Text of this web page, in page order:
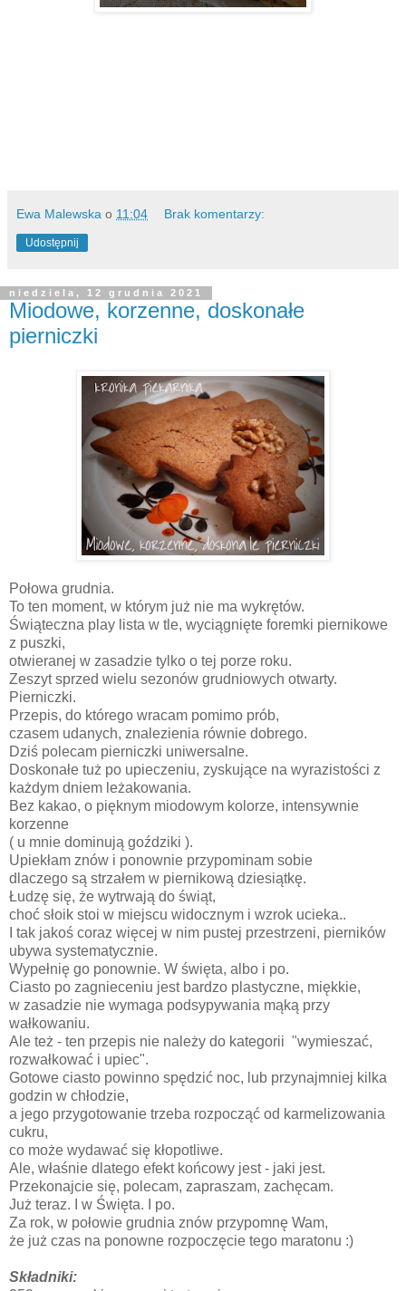
Ewa Malewska o 11:04 Brak komentarzy:
Udostępnij
niedziela, 12 grudnia 2021
Miodowe, korzenne, doskonałe
pierniczki
Połowa grudnia.
To ten moment, w którym już nie ma wykrętów.
Świąteczna play lista w tle, wyciągnięte foremki piernikowe
z puszki,
otwieranej w zasadzie tylko o tej porze roku.
Zeszyt sprzed wielu sezonów grudniowych otwarty.
Pierniczki.
Przepis, do którego wracam pomimo prób,
czasem udanych, znalezienia równie dobrego.
Dziś polecam pierniczki uniwersalne.
Doskonałe tuż po upieczeniu, zyskujące na wyrazistości z
każdym dniem leżakowania.
Bez kakao, o pięknym miodowym kolorze, intensywnie
korzenne
( u mnie dominują goździki ).
Upiekłam znów i ponownie przypominam sobie
dlaczego są strzałem w piernikową dziesiątkę.
Łudzę się, że wytrwają do świąt,
choć słoik stoi w miejscu widocznym i wzrok ucieka..
I tak jakoś coraz więcej w nim pustej przestrzeni, pierników
ubywa systematycznie.
Wypełnię go ponownie. W święta, albo i po.
Ciasto po zagnieceniu jest bardzo plastyczne, miękkie,
w zasadzie nie wymaga podsypywania mąką przy
wałkowaniu.
Ale też - ten przepis nie należy do kategorii "wymieszać,
rozwałkować i upiec".
Gotowe ciasto powinno spędzić noc, lub przynajmniej kilka
godzin w chłodzie,
a jego przygotowanie trzeba rozpocząć od karmelizowania
cukru,
co może wydawać się kłopotliwe.
Ale, właśnie dlatego efekt końcowy jest - jaki jest.
Przekonajcie się, polecam, zapraszam, zachęcam.
Już teraz. I w Święta. I po.
Za rok, w połowie grudnia znów przypomnę Wam,
że już czas na ponowne rozpoczęcie tego maratonu :)
Składniki: